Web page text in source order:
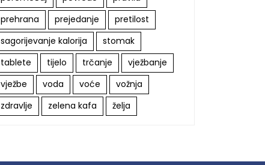
prehrana
prejedanje
pretilost
sagorijevanje kalorija
stomak
tablete
tijelo trčanje
vježbanje
vježbe
voda voće
vožnja
zdravlje
zelena kafa želja